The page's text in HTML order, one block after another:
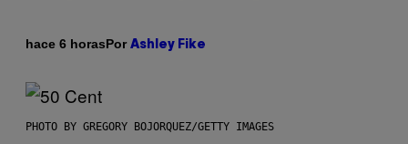
hace 6 horasPor Ashley Fike
PHOTO BY GREGORY BOJORQUEZ/GETTY IMAGES